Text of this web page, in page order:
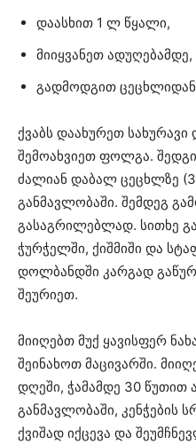
დაასხით 1 ლ წყალი,
მიიყვანეთ
გადმოდგით
ქვაბს დაახურეთ
შემოახვიეთ ფოლგა.
ძალიან დაბალ ცეცხლზე
განმავლობაში. შემდეგ
გასაგრილებლად. სითხე
ჭურჭელში, ქიშმიში და
დოლბანდში კარგად
შეურიეთ.
მიიღებთ მუქ ყავისფერ
შეინახოთ მაცივარში.
დღეში, ჭამამდე 30 წუთით
განმავლობაში, კენჭების
ქვიშად იქცევა და